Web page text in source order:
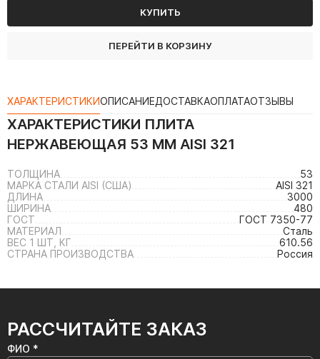
КУПИТЬ
ПЕРЕЙТИ В КОРЗИНУ
ХАРАКТЕРИСТИКИОПИСАНИЕДОСТАВКАОПЛАТАОТЗЫВЫ
ХАРАКТЕРИСТИКИ ПЛИТА
НЕРЖАВЕЮЩАЯ 53 ММ AISI 321
ТОЛЩИНА
53
МАРКА СТАЛИ AISI (США)
AISI 321
ДЛИНА
3000
ШИРИНА
480
ГОСТ
ГОСТ 7350-77
МАТЕРИАЛ
Сталь
ВЕС 1 ШТ, КГ
610.56
СТРАНА ПРОИЗВОДСТВА
Россия
РАССЧИТАЙТЕ ЗАКАЗ
ФИО *